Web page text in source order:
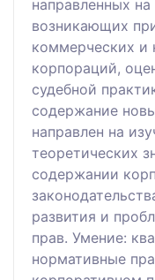
направленных
возникающих
коммерческих и
корпораций,
судебной
содержание
направлен на
теоретических
содержании
развития и
прав. Умение:
нормативные